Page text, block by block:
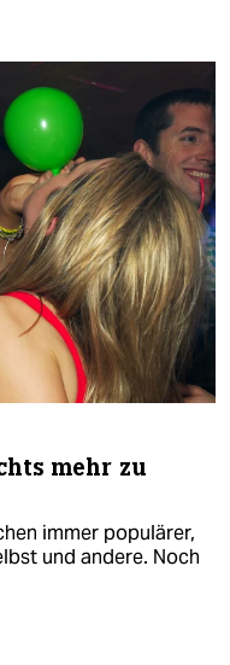
mehr zu
immer populärer,
und andere. Noch